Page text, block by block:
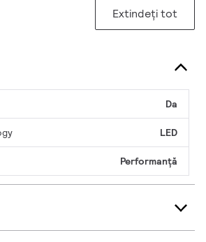
Extindeți tot
Da
LED
Performanță